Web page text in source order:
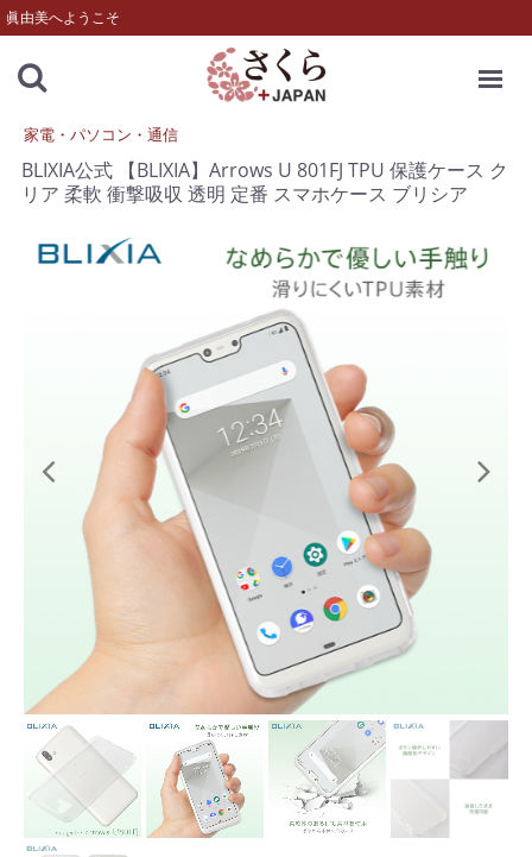
眞由美へようこそ
家電・パソコン・通信
BLIXIA公式 【BLIXIA】Arrows U 801FJ TPU 保護ケース ク
リア 柔軟 衝撃吸収 透明 定番 スマホケース ブリシア